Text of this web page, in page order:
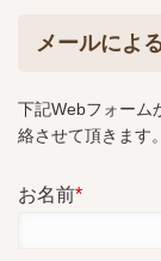
メールによ
下記Webフォーム
絡させて頂きます。
お名前*